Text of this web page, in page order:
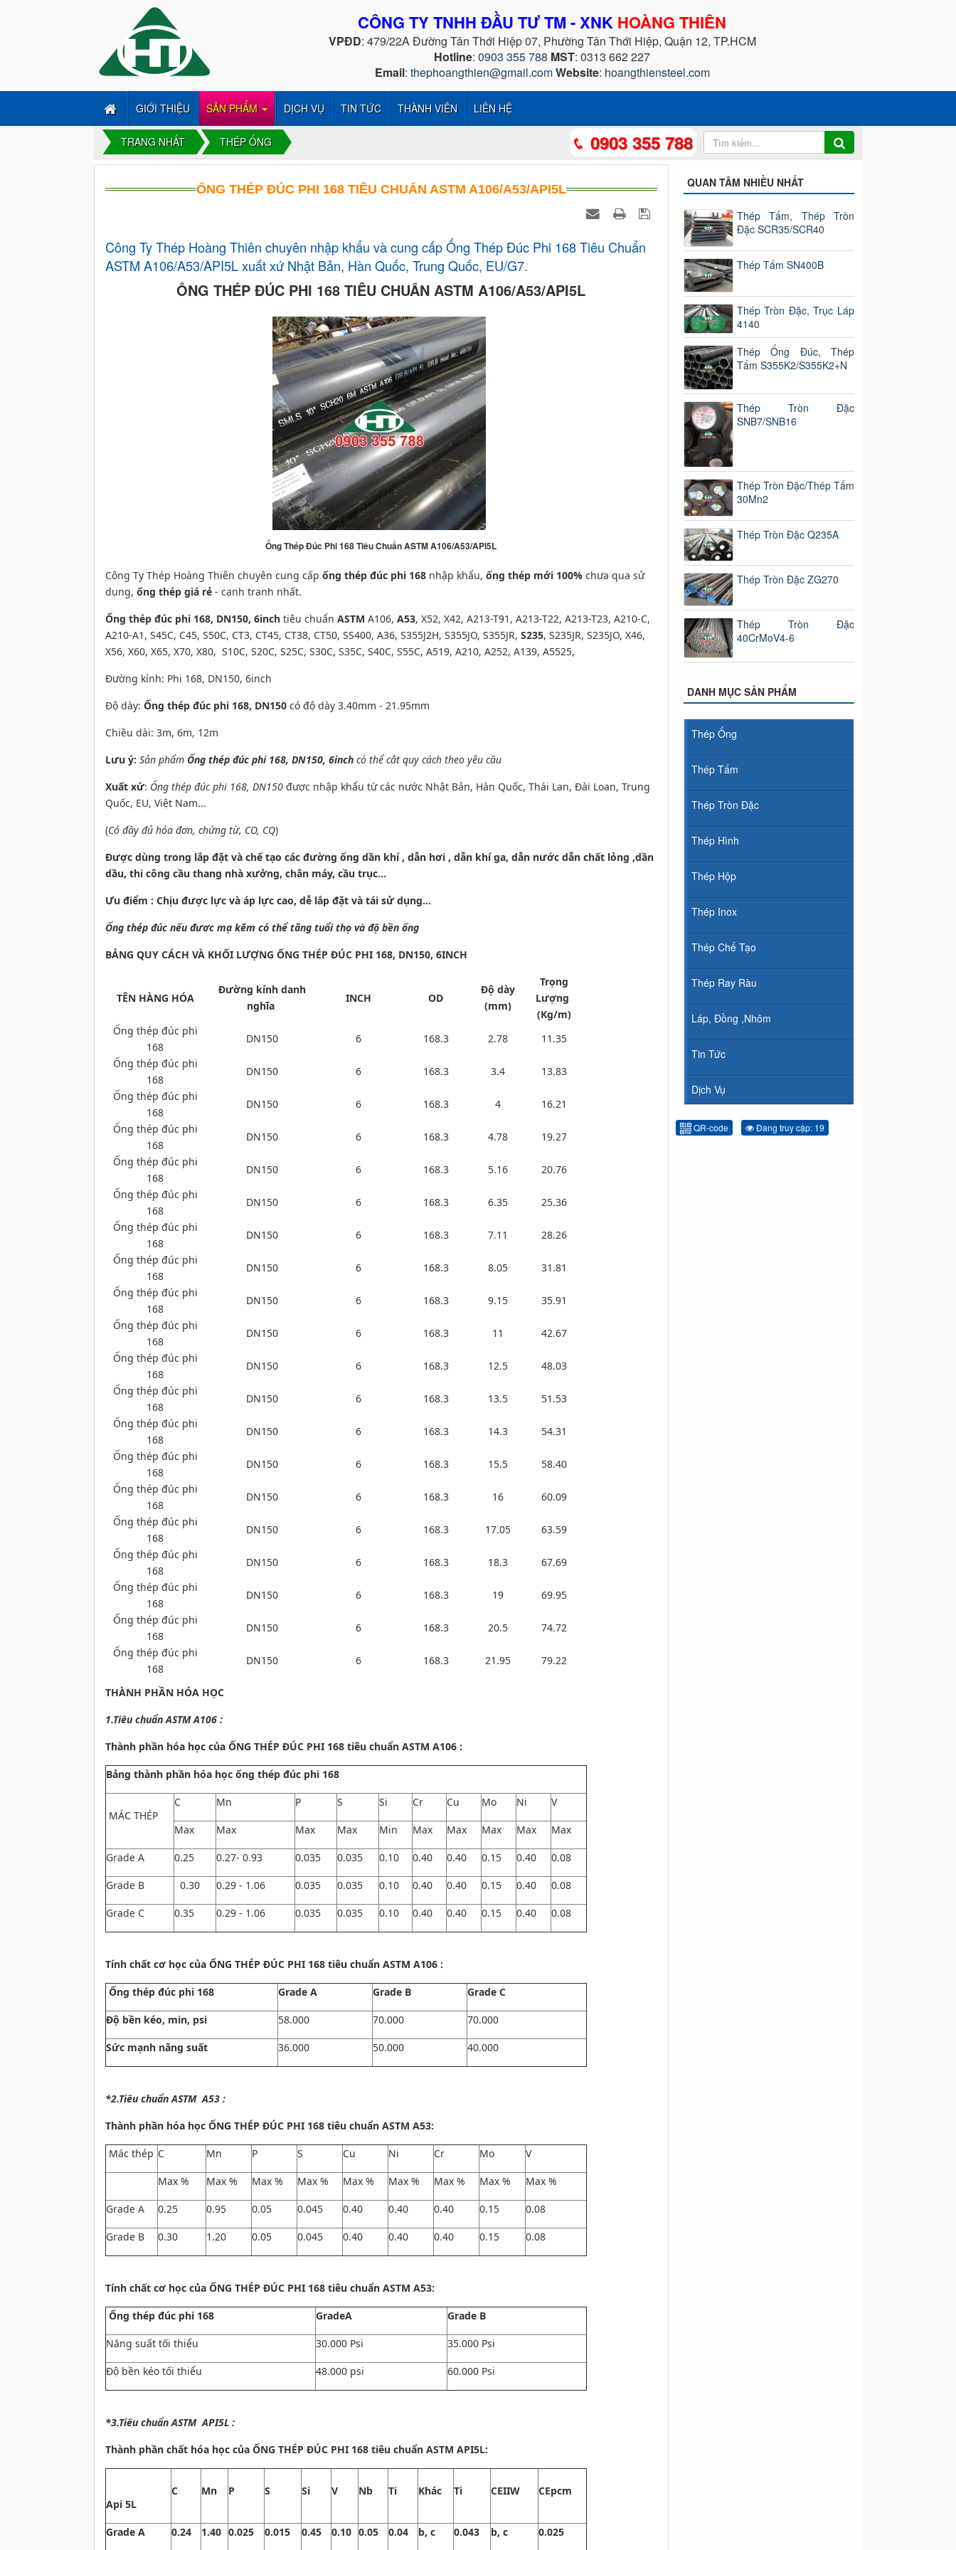
CÔNG TY TNHH ĐẦU TƯ TM - XNK HOÀNG THIÊN
VPĐD: 479/22A Đường Tân Thới Hiệp 07, Phường Tân Thới Hiệp, Quận 12, TP.HCM
Hotline: 0903 355 788 MST: 0313 662 227
Email: thephoangthien@gmail.comWebsite: hoangthiensteel.com
GIỚI THIỆU SẢN PHẨM DỊCH VỤ TIN TỨC THÀNH VIÊN LIÊN HỆ
TRANG NHẤT THÉP ỐNG 0903 355 788
ỐNG THÉP ĐÚC PHI 168 TIÊU CHUẨN ASTM A106/A53/API5L
Công Ty Thép Hoàng Thiên chuyên nhập khẩu và cung cấp Ống Thép Đúc Phi 168 Tiêu Chuẩn
ASTM A106/A53/API5L xuất xứ Nhật Bản, Hàn Quốc, Trung Quốc, EU/G7.
ỐNG THÉP ĐÚC PHI 168 TIÊU CHUẨN ASTM A106/A53/API5L
Ống Thép Đúc Phi 168 Tiêu Chuẩn ASTM A106/A53/API5L
Công Ty Thép Hoàng Thiên chuyên cung cấp ống thép đúc phi 168 nhập khẩu, ống thép mới 100% chưa qua sử
dụng, ống thép giá rẻ - cạnh tranh nhất.
Ống thép đúc phi 168, DN150, 6inch tiêu chuẩn ASTM A106, A53, X52, X42, A213-T91, A213-T22, A213-T23, A210-C,
A210-A1, S45C, C45, S50C, CT3, CT45, CT38, CT50, SS400, A36, S355J2H, S355JO, S355JR, S235, S235JR, S235JO, X46,
X56, X60, X65, X70, X80, S10C, S20C, S25C, S30C, S35C, S40C, S55C, A519, A210, A252, A139, A5525,
Đường kính: Phi 168, DN150, 6inch
Độ dày: Ống thép đúc phi 168, DN150 có độ dày 3.40mm - 21.95mm
Chiều dài: 3m, 6m, 12m
Lưu ý: Sản phẩm Ống thép đúc phi 168, DN150, 6inch có thể cắt quy cách theo yêu cầu
Xuất xứ: Ống thép đúc phi 168, DN150 được nhập khẩu từ các nước Nhật Bản, Hàn Quốc, Thái Lan, Đài Loan, Trung
Quốc, EU, Việt Nam...
(Có đầy đủ hóa đơn, chứng từ, CO, CQ)
Được dùng trong lắp đặt và chế tạo các đường ống dần khí , dẫn hơi , dẫn khí ga, dẫn nước dẫn chất lỏng ,dần
dầu, thi công cầu thang nhà xưởng, chân máy, cầu trục…
Ưu điểm : Chịu được lực và áp lực cao, dễ lắp đặt và tái sử dụng…
Ống thép đúc nếu đươc mạ kẽm có thể tăng tuổi thọ và độ bền ống
BẢNG QUY CÁCH VÀ KHỐI LƯỢNG ỐNG THÉP ĐÚC PHI 168, DN150, 6INCH
TÊN HÀNG HÓA
Đường kính danh
nghĩa
INCH OD
Độ dày
(mm)
Trọng
Lượng
(Kg/m)
Ống thép đúc phi
168
DN150 6 168.3 2.78
11.35
Ống thép đúc phi
168
DN150 6 168.3 3.4
13.83
Ống thép đúc phi
168
DN150 6 168.3 4
16.21
Ống thép đúc phi
168
DN150 6 168.3 4.78
19.27
Ống thép đúc phi
168
DN150 6 168.3 5.16
20.76
Ống thép đúc phi
168
DN150 6 168.3 6.35
25.36
Ống thép đúc phi
168
DN150 6 168.3 7.11
28.26
Ống thép đúc phi
168
DN150 6 168.3 8.05
31.81
Ống thép đúc phi
168
DN150 6 168.3 9.15
35.91
Ống thép đúc phi
168
DN150 6 168.3 11
42.67
Ống thép đúc phi
168
DN150 6 168.3 12.5
48.03
Ống thép đúc phi
168
DN150 6 168.3 13.5
51.53
Ống thép đúc phi
168
DN150 6 168.3 14.3
54.31
Ống thép đúc phi
168
DN150 6 168.3 15.5
58.40
Ống thép đúc phi
168
DN150 6 168.3 16
60.09
Ống thép đúc phi
168
DN150 6 168.3 17.05
63.59
Ống thép đúc phi
168
DN150 6 168.3 18.3
67.69
Ống thép đúc phi
168
DN150 6 168.3 19
69.95
Ống thép đúc phi
168
DN150 6 168.3 20.5
74.72
Ống thép đúc phi
168
DN150 6 168.3 21.95 79.22
THÀNH PHẦN HÓA HỌC
1.Tiêu chuẩn ASTM A106 :
Thành phần hóa học của ỐNG THÉP ĐÚC PHI 168 tiêu chuẩn ASTM A106 :
Bảng thành phần hóa học ống thép đúc phi 168
MÁC THÉP
C Mn P S Si Cr Cu Mo Ni V
Max Max Max Max Min Max Max Max Max Max
Grade A 0.25 0.27- 0.93 0.035 0.035 0.10 0.40 0.40 0.15 0.40 0.08
Grade B 0.30 0.29 - 1.06 0.035 0.035 0.10 0.40 0.40 0.15 0.40 0.08
Grade C 0.35 0.29 - 1.06 0.035 0.035 0.10 0.40 0.40 0.15 0.40 0.08
Tính chất cơ học của ỐNG THÉP ĐÚC PHI 168 tiêu chuẩn ASTM A106 :
Ống thép đúc phi 168 Grade A Grade B Grade C
Độ bền kéo, min, psi 58.000 70.000 70.000
Sức mạnh năng suất 36.000 50.000 40.000
*2.Tiêu chuẩn ASTM A53 :
Thành phần hóa học ỐNG THÉP ĐÚC PHI 168 tiêu chuẩn ASTM A53:
Mác thép C Mn P S Cu Ni Cr Mo V
Max % Max % Max % Max % Max % Max % Max % Max % Max %
Grade A 0.25 0.95 0.05 0.045 0.40 0.40 0.40 0.15 0.08
Grade B 0.30 1.20 0.05 0.045 0.40 0.40 0.40 0.15 0.08
Tính chất cơ học của ỐNG THÉP ĐÚC PHI 168 tiêu chuẩn ASTM A53:
Ống thép đúc phi 168 GradeA Grade B
Năng suất tối thiểu 30.000 Psi 35.000 Psi
Độ bền kéo tối thiểu 48.000 psi 60.000 Psi
*3.Tiêu chuẩn ASTM API5L :
Thành phần chất hóa học của ỐNG THÉP ĐÚC PHI 168 tiêu chuẩn ASTM API5L:
Api 5L
C Mn P S Si V Nb Ti Khác Ti CEIIW CEpcm
Grade A 0.24 1.40 0.025 0.015 0.45 0.10 0.05 0.04 b, c 0.043 b, c 0.025
QUAN TÂM NHIỀU NHẤT
Thép Tấm, Thép Tròn
Đặc SCR35/SCR40
Thép Tấm SN400B
Thép Tròn Đặc, Trục Láp
4140
Thép Ống Đúc, Thép
Tấm S355K2/S355K2+N
Thép Tròn Đặc
SNB7/SNB16
Thép Tròn Đặc/Thép Tấm
30Mn2
Thép Tròn Đặc Q235A
Thép Tròn Đặc ZG270
Thép Tròn Đặc
40CrMoV4-6
DANH MỤC SẢN PHẨM
Thép Ống
Thép Tấm
Thép Tròn Đặc
Thép Hình
Thép Hộp
Thép Inox
Thép Chế Tạo
Thép Ray Ràu
Láp, Đồng ,Nhôm
Tin Tức
Dịch Vụ
QR-code Đang truy cập: 19